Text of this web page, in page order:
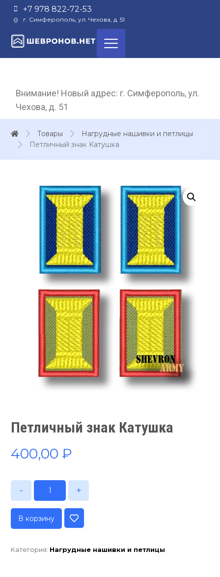
+7 978 822-72-53
г. Симферополь, ул. Чехова, д. 51
Внимание! Новый адрес: г. Симферополь, ул.
Чехова, д. 51
Товары
Нагрудные нашивки и петлицы
Петличный знак Катушка
Петличный знак Катушка
400,00₽
- +
В корзину
Категория: Нагрудные нашивки и петлицы